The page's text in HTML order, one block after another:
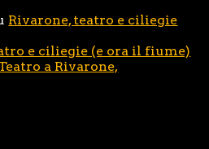
Rivarone, teatro e ciliegie
e ciliegie (e ora il fiume)
a Rivarone,